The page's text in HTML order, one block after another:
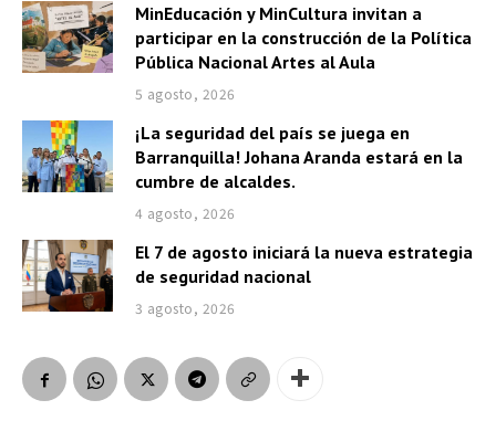
MinEducación y MinCultura invitan a
participar en la construcción de la Política
Pública Nacional Artes al Aula
5 agosto, 2026
¡La seguridad del país se juega en
Barranquilla! Johana Aranda estará en la
cumbre de alcaldes.
4 agosto, 2026
El 7 de agosto iniciará la nueva estrategia
de seguridad nacional
3 agosto, 2026